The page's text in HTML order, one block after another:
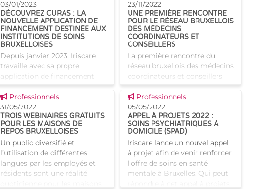
d'actualité : l'avenir des MCC.
Les nouvelles compétence
paramédical de
03/01/2023
DÉCOUVREZ CURAS : LA
NOUVELLE APPLICATION DE
FINANCEMENT DESTINÉE AUX
INSTITUTIONS DE SOINS
BRUXELLOISES
Depuis janvier 2023, Iriscare
travaille avec sa propre
application de financement
Curas, qui remplace
l'application fédérale RaaS.
Cette nouvelle application est
destinée au financement des
mesure
23/11/2022
UNE PREMIÈRE RENCONTRE
POUR LE RÉSEAU BRUXELLOIS
DES MÉDECINS
COORDINATEURS ET
CONSEILLERS
La première rencontre du
réseau bruxellois des médecins
coordinateurs et conseillers
(MCC) s'est tenue au sein
d'Iriscare ce 22 novembre. Au
programme : financement et
échanges au sujet de la com
Voir cette news
Professionnels
31/05/2022
TROIS WEBINAIRES GRATUITS
POUR LES MAISONS DE
REPOS BRUXELLOISES
Un public diversifié et
l’utilisation de différentes
langues par les employés et
résidents sont une réalité
Voir cette news
Professionnels
05/05/2022
APPEL À PROJETS 2022 :
SOINS PSYCHIATRIQUES À
DOMICILE (SPAD)
Iriscare lance un nouvel appel
à projet afin de venir renforcer
l'offre de soins en santé
mentale à Bruxelles. Qui peut